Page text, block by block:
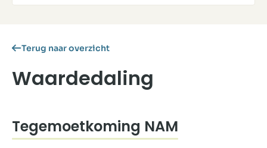
Terug naar overzicht
Waardedaling
Tegemoetkoming NAM